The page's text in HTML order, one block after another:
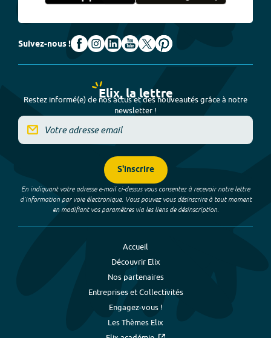
Suivez-nous !
Elix, la lettre
Restez informé(e) de nos actus et des nouveautés grâce à notre
newsletter !
S'inscrire
En indiquant votre adresse e-mail ci-dessus vous consentez à recevoir notre lettre
d’information par voie électronique. Vous pouvez vous désinscrire à tout moment
en modifiant vos paramètres via les liens de désinscription.
Accueil
Découvrir Elix
Nos partenaires
Entreprises et Collectivités
Engagez-vous !
Les Thèmes Elix